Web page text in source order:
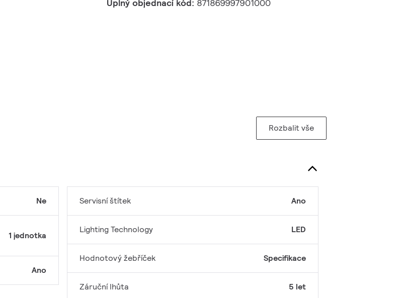
Úplný objednací kód: 871869997901000
Rozbalit vše
Ne
1 jednotka
Ano
Servisní štítek Ano
Lighting Technology LED
Hodnotový žebříček Specifikace
Záruční lhůta 5 let